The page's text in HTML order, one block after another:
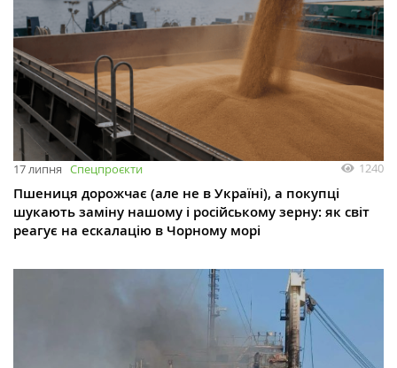
17 липня Спецпроєкти 1240
Пшениця дорожчає (але не в Україні), а покупці
шукають заміну нашому і російському зерну: як світ
реагує на ескалацію в Чорному морі